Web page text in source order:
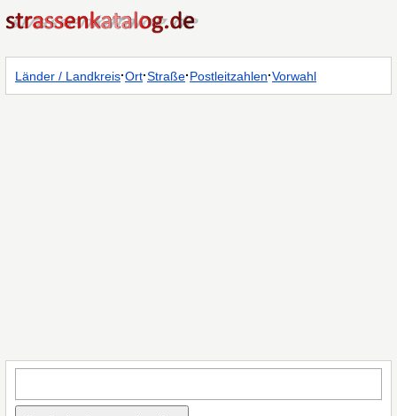
Länder / Landkreis·Ort·Straße·Postleitzahlen·Vorwahl